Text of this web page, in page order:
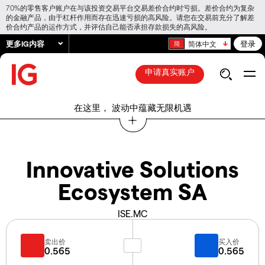
70%的零售客户账户在与该投资交易平台交易差价合约时亏损。差价合约为复杂
的金融产品，由于杠杆作用而存在迅速亏损的高风险。请您在交易前充分了解差
价合约产品的运作方式，并评估自己能否承担存款损失的高风险。
更多IG内容 简体中文 登录
申请真实账户
在这里， 波动中蕴藏无限机遇
Innovative Solutions
Ecosystem SA
ISE.MC
卖出价
0.565
买入价
0.565